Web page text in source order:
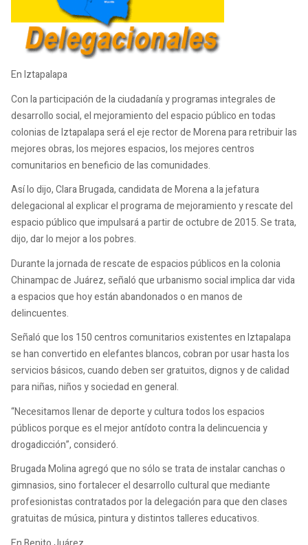
En Iztapalapa
Con la participación de la ciudadanía y programas integrales de
desarrollo social, el mejoramiento del espacio público en todas
colonias de Iztapalapa será el eje rector de Morena para retribuir las
mejores obras, los mejores espacios, los mejores centros
comunitarios en beneficio de las comunidades.
Así lo dijo, Clara Brugada, candidata de Morena a la jefatura
delegacional al explicar el programa de mejoramiento y rescate del
espacio público que impulsará a partir de octubre de 2015. Se trata,
dijo, dar lo mejor a los pobres.
Durante la jornada de rescate de espacios públicos en la colonia
Chinampac de Juárez, señaló que urbanismo social implica dar vida
a espacios que hoy están abandonados o en manos de
delincuentes.
Señaló que los 150 centros comunitarios existentes en Iztapalapa
se han convertido en elefantes blancos, cobran por usar hasta los
servicios básicos, cuando deben ser gratuitos, dignos y de calidad
para niñas, niños y sociedad en general.
“Necesitamos llenar de deporte y cultura todos los espacios
públicos porque es el mejor antídoto contra la delincuencia y
drogadicción”, consideró.
Brugada Molina agregó que no sólo se trata de instalar canchas o
gimnasios, sino fortalecer el desarrollo cultural que mediante
profesionistas contratados por la delegación para que den clases
gratuitas de música, pintura y distintos talleres educativos.